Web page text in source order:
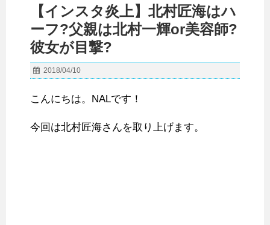
【インスタ炎上】北村匠海はハ
ーフ?父親は北村一輝or美容師?
彼女が目撃?
2018/04/10
こんにちは。NALです！
今回は北村匠海さんを取り上げます。